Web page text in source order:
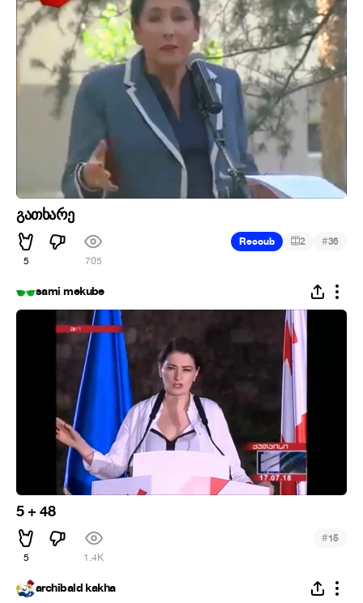
გათხარე
5 705
Recoub 2 #36
sami mekube
5 + 48
5 1.4K
#15
archibald kakha